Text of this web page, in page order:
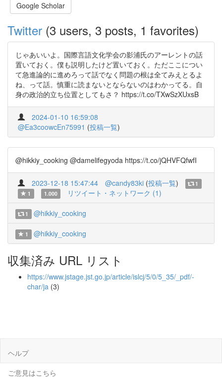
Google Scholar
Twitter (3 users, 3 posts, 1 favorites)
じゃあいいよ。国際言語文化学会の影浦氏のアーレントの話
置いておく。僕も説明したけど置いておく。ただここについ
て急進論的に進めろって話でなく問題の根は全てみえとるよ
ね、って話。慎重に読まないとならないのはわかってる。自
身の政治的立ち位置としてもさ？ https://t.co/TXwSzXUxsB
2024-01-10 16:59:08
@Ea3coowcEn75991 (投稿一覧)
@hikkiy_cooking @damelifegyoda https://t.co/jQHVFQfwfI
2023-12-18 15:47:44 @candy83ki (投稿一覧)
1
1
1.000 リツイート・ネットワーク (1)
1 @hikkiy_cooking
1 @hikkiy_cooking
収集済み URL リスト
https://www.jstage.jst.go.jp/article/islcj/5/0/5_35/_pdf/-
char/ja (3)
ヘルプ
ご意見はこちら